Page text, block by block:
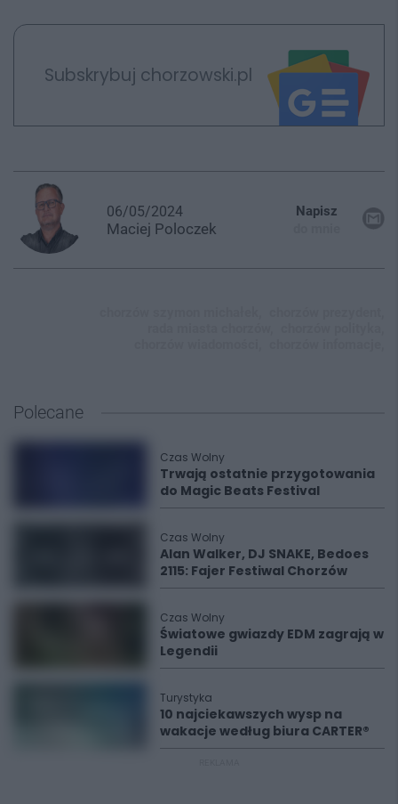
Subskrybuj chorzowski.pl
06/05/2024
Maciej Poloczek
Napisz
Polecane
Czas Wolny
Trwają ostatnie przygotowania
do Magic Beats Festival
Czas Wolny
Alan Walker, DJ SNAKE, Bedoes
2115: Fajer Festiwal Chorzów
Czas Wolny
Światowe gwiazdy EDM zagrają w
Legendii
Turystyka
10 najciekawszych wysp na
wakacje według biura CARTER®